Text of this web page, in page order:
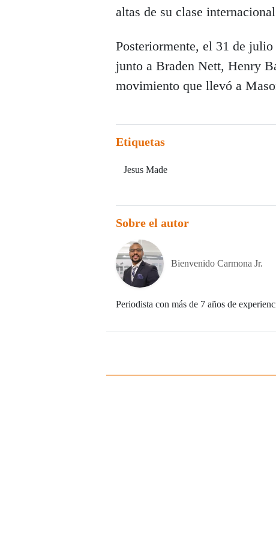
altas de su clase
Posteriormente, el 31 de
junto a Braden Nett, Henry
movimiento que llevó a
Etiquetas
Jesus Made
Sobre el autor
Bienvenido Carmona Jr.
Periodista con más de 7 años de